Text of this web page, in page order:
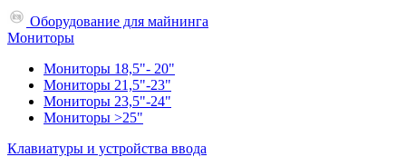
Оборудование для майнинга
Мониторы
Мониторы 18,5"- 20"
Мониторы 21,5"-23"
Мониторы 23,5"-24"
Мониторы >25"
Клавиатуры и устройства ввода